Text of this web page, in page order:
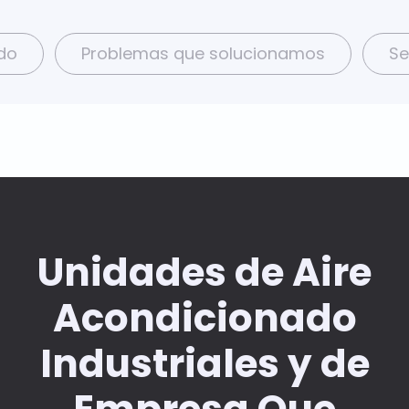
Problemas que solucionamos
Unidades de Aire
Acondicionado
Industriales y de